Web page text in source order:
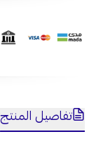
الأسئلة
1. هل غسالة الصحون بيكو موفرة للمياه؟
بسبب استخدام
تفاصيل المنتج